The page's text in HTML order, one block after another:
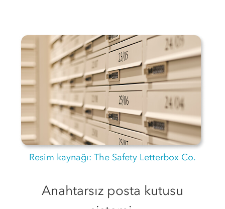
Resim kaynağı: The Safety Letterbox Co.
Anahtarsız posta kutusu